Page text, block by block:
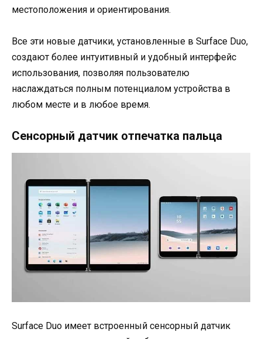
местоположения и ориентирования.
Все эти новые датчики, установленные в Surface Duo,
создают более интуитивный и удобный интерфейс
использования, позволяя пользователю
наслаждаться полным потенциалом устройства в
любом месте и в любое время.
Сенсорный датчик отпечатка пальца
Surface Duo имеет встроенный сенсорный датчик